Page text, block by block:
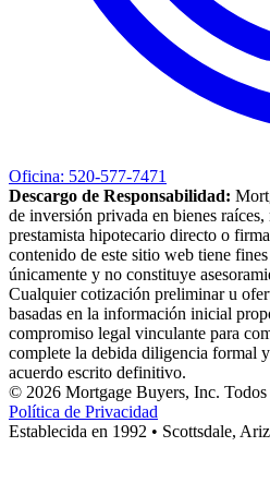
Oficina: 520-577-7471
Descargo de Responsabilidad:
de inversión privada en bienes
prestamista hipotecario directo o
contenido de este sitio web tiene
únicamente y no constituye
Cualquier cotización preliminar u
basadas en la información inicial
compromiso legal vinculante para
complete la debida diligencia formal
acuerdo escrito definitivo.
© 2026 Mortgage Buyers, Inc. Todos
Política de Privacidad
Establecida en 1992 • Scottsdale,